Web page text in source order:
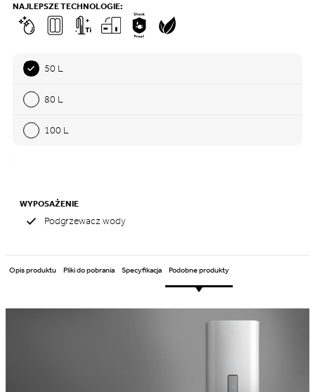
NAJLEPSZE TECHNOLOGIE:
50 L
80 L
100 L
WYPOSAŻENIE
Podgrzewacz wody
Opis produktu Pliki do pobrania Specyfikacja Podobne produkty